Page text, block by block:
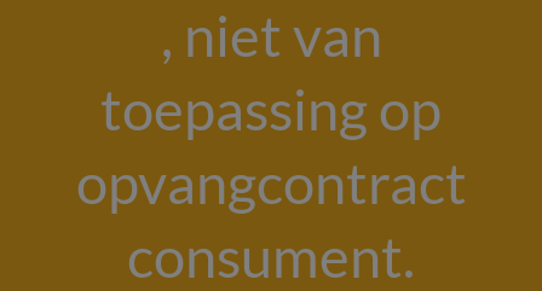
, niet van
toepassing op
opvangcontract
consument.